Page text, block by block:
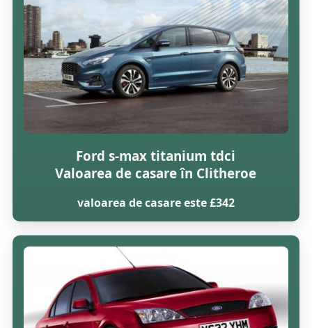
Ford s-max titanium tdci
Valoarea de casare în Clitheroe
valoarea de casare este £342